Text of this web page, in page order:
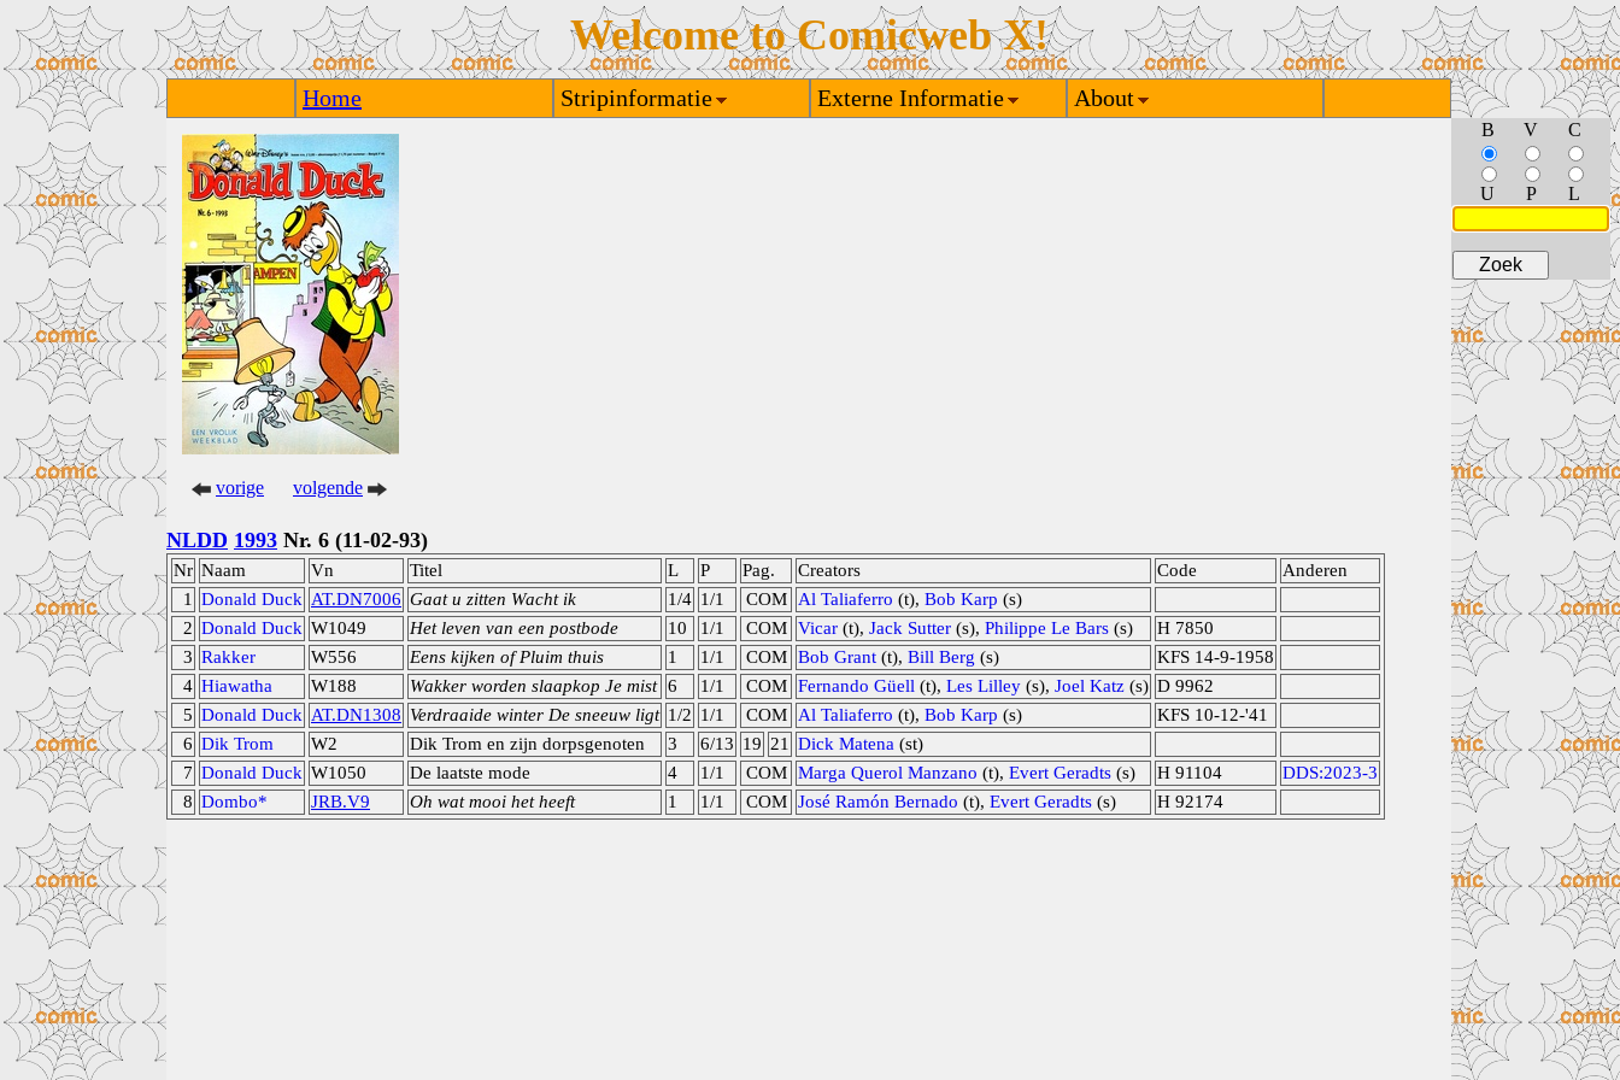
Welcome to Comicweb X!
Home Stripinformatie Externe Informatie About
vorige volgende
NLDD 1993 Nr. 6 (11-02-93)
Nr Naam Vn Titel L P Pag. Creators Code
Anderen
1
Donald Duck AT.DN7006 Gaat u zitten Wacht ik 1/4 1/1 COM Al Taliaferro (t), Bob Karp (s)
2 Donald Duck W1049 Het leven van een postbode 10 1/1 COM Vicar (t), Jack Sutter (s), Philippe Le Bars (s)
H 7850
3 Rakker W556 Eens kijken of Pluim thuis 1 1/1 COM Bob Grant (t), Bill Berg (s)
KFS 14-9-1958
4 Hiawatha W188 Wakker worden slaapkop Je mist 6 1/1 COM Fernando Güell (t), Les Lilley (s), Joel Katz (s) D 9962
5 Donald Duck AT.DN1308 Verdraaide winter De sneeuw ligt 1/2 1/1 COM Al Taliaferro (t), Bob Karp (s)
KFS 10-12-'41
6 Dik Trom W2 Dik Trom en zijn dorpsgenoten 3 6/13 19 21 Dick Matena (st)
7 Donald Duck W1050 De laatste mode 4 1/1 COM Marga Querol Manzano (t), Evert Geradts (s) H 91104
DDS:2023-3
8 Dombo* JRB.V9 Oh wat mooi het heeft 1 1/1 COM José Ramón Bernado (t), Evert Geradts (s) H 92174
B V C
U P L